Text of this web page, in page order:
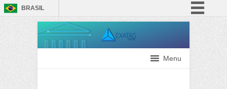
BRASIL
ParticipeMenu